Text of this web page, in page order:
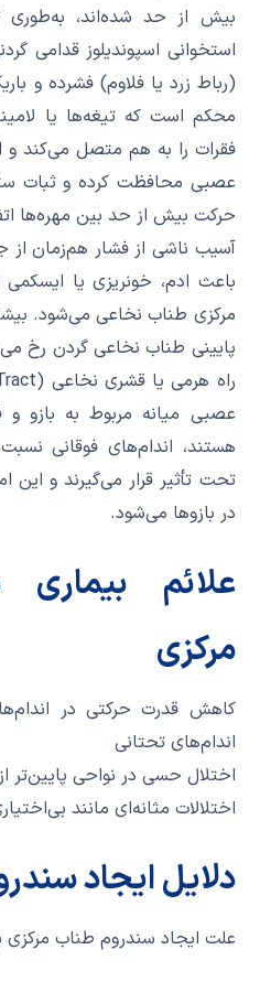
بیش از حد شده‌اند، به‌طوری
استخوانی اسپوندیلوز قدامی
(رباط زرد یا فلاوم) فشرده و
محکم است که تیغه‌ها یا
فقرات را به هم متصل می‌کند و
عصبی محافظت کرده و ثبات
حرکت بیش از حد بین مهره‌ها
آسیب ناشی از فشار هم‌زمان
باعث ادم، خونریزی یا
مرکزی طناب نخاعی می‌شود.
پایینی طناب نخاعی گردن رخ
عصبی میانه مربوط به بازو و
هستند، اندام‌های فوقانی
تحت تأثیر قرار می‌گیرند و این
در بازوها می‌شود.
علائم
مرکزی
کاهش قدرت حرکتی در
اندام‌های تحتانی
اختلال حسی در نواحی
اختلالات مثانه‌ای مانند
دلایل ایجاد
علت ایجاد سندروم طناب